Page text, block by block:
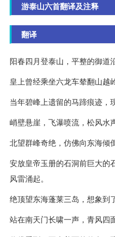
游泰山六首翻译及注释
翻译
阳春四月登泰山，平整的御道
皇上曾经乘坐六龙车辇翻山越
当年碧峰上遗留的马蹄痕迹，
峭壁悬崖，飞瀑喷流，松风水
北望群峰奇绝，仿佛向东海倾倒
安放皇帝玉册的石洞前巨大的
风雷涌起。
绝顶望东海蓬莱三岛，想象到
站在南天门长啸一声，青风四